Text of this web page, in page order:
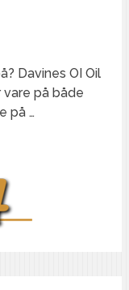
Davines OI Oil
på både
på …